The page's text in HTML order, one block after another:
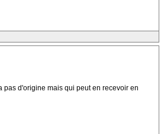
pas d'origine mais qui peut en recevoir en